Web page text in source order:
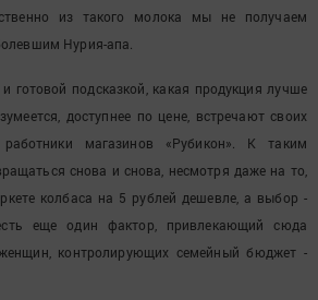
из такого молока мы не получаем
Нурия-апа.
готовой подсказкой, какая продукция лучше
доступнее по цене, встречают своих
работники магазинов «Рубикон». К таким
снова и снова, несмотря даже на то,
колбаса на 5 рублей дешевле, а выбор -
еще один фактор, привлекающий сюда
женщин, контролирующих семейный бюджет -